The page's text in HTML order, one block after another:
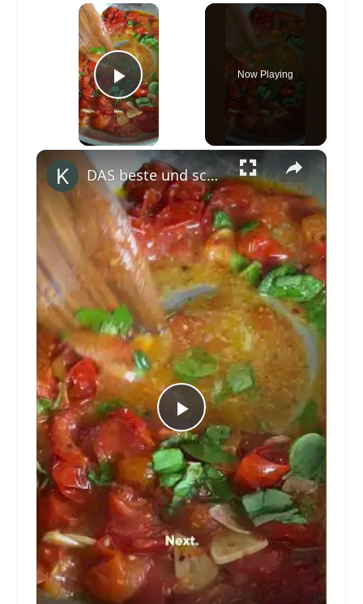
×
Play Video
Now Playing
×
Play
Video
DAS beste und schnellste Rezept für Sauce aus frischen Tomaten. #shorts #sanlucar #TasteTheSun